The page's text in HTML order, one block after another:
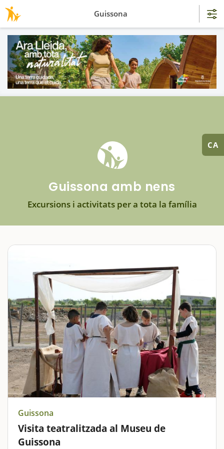
CA
Guissona amb nens
Excursions i activitats per a tota la família
Guissona
Visita teatralitzada al Museu de
Guissona
Guissona